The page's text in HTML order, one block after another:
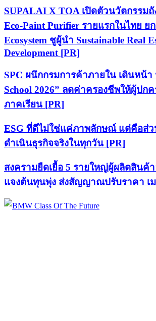
SUPALAI X TOA เปิดตัวนวัตกรรม
Eco-Paint Purifier รายแรกในไทย ย
Ecosystem ชูผู้นำ Sustainable Real
Development [PR]
SPC ผนึกกรมการค้าภายใน เดินหน้า
School 2026” ลดค่าครองชีพให้ผู้ปก
ภาคเรียน [PR]
ESG ที่ดีไม่ใช่แค่ภาพลักษณ์ แต่คือส่ว
ดำเนินธุรกิจจริงในทุกวัน [PR]
สงครามยืดเยื้อ 5 รายใหญ่ผู้ผลิตสินค้
แจงต้นทุนพุ่ง ส่งสัญญาณปรับราคา เ